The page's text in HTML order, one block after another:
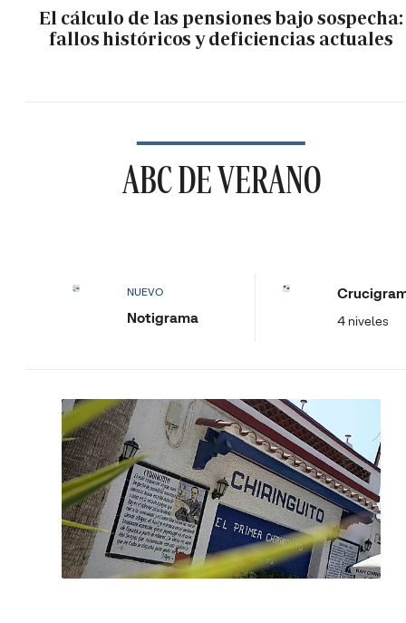
El cálculo de las pensiones bajo sospecha:
fallos históricos y deficiencias actuales
ABC DE VERANO
NUEVO
Notigrama 4 niveles